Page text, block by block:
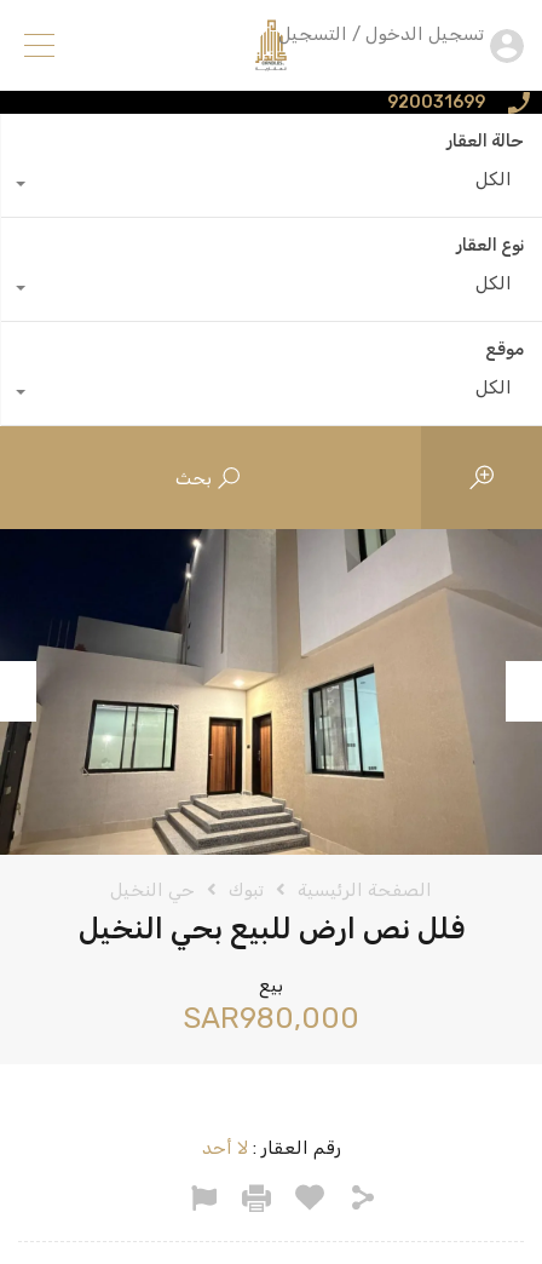
920031699
تسجيل الدخول / التسجيل
حالة العقار
الكل
نوع العقار
الكل
موقع
الكل
بحث
الصفحة الرئيسية تبوك حي النخيل
فلل نص ارض للبيع بحي النخيل
بيع
‪SAR980,000
رقم العقار : لا أحد